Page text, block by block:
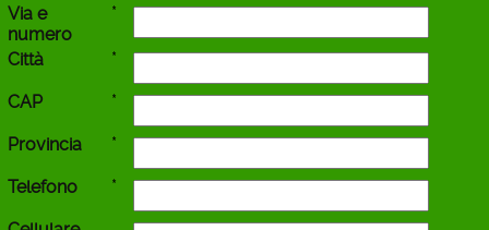
Via e
numero
*
Città *
CAP *
Provincia *
Telefono *